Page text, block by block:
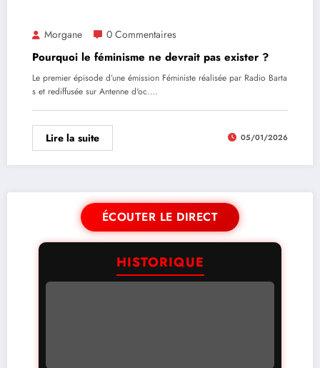
Morgane 0 Commentaires
Pourquoi le féminisme ne devrait pas exister ?
Le premier épisode d’une émission Féministe réalisée par Radio Barta
s et rediffusée sur Antenne d'oc.…
Lire la suite 05/01/2026
ÉCOUTER LE DIRECT
HISTORIQUE